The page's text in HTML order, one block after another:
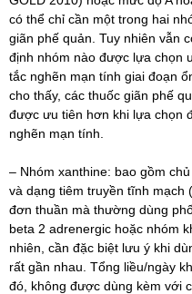
có thể chỉ cần một trong hai
giãn phế quản. Tuy nhiên vẫn
định nhóm nào được lựa chọn
tắc nghẽn mạn tính giai đoạn
cho thấy, các thuốc giãn phế
được ưu tiên hơn khi lựa chọn
nghẽn mạn tính.
– Nhóm xanthine: bao gồm
và dạng tiêm truyền tĩnh mạch
đơn thuần mà thường dùng
beta 2 adrenergic hoặc nhóm
nhiên, cần đặc biệt lưu ý khi
rất gần nhau. Tổng liều/ngày
đó, không được dùng kèm với